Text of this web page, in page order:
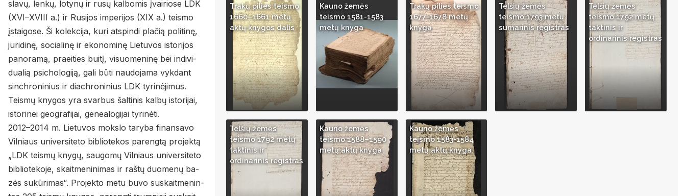
sla­vų, len­kų, lo­ty­nų ir rusų kal­bo­mis įvai­rio­se LDK
(XVI–XVI­II a.) ir Ru­si­jos im­pe­ri­jos (XIX a.) teis­mo
įstai­go­se. Ši ko­lek­ci­ja, kuri at­spin­di pla­čią po­li­ti­nę,
ju­ri­di­nę, so­cia­li­nę ir eko­no­mi­nę Lie­tu­vos is­to­ri­jos
pa­no­ra­mą, pra­ei­ties bui­tį, vi­suo­me­ni­nę bei in­di­vi­
dua­lią psi­cho­lo­gi­ją, gali būti nau­do­ja­ma vyk­dant
sin­ch­ro­ni­nius ir diach­ro­ni­nius LDK ty­ri­nė­ji­mus.
Teis­mų kny­gos yra svar­bus šal­ti­nis kal­bų is­to­ri­jai,
is­to­ri­nei geo­gra­fi­jai, ge­nea­lo­gi­jai ty­ri­nė­ti.
2012–2014 m. Lie­tu­vos moks­lo ta­ry­ba fi­nan­sa­vo
Vil­niaus uni­ver­si­te­to bi­b­lio­te­kos pa­reng­tą pro­jek­tą
„LDK teis­mų kny­gų, sau­go­mų Vil­niaus uni­ver­si­te­to
bi­b­lio­te­ko­je, skait­me­ni­ni­mas ir raš­tų duo­me­nų ba­
zės su­kū­ri­mas“. Pro­jek­to metu buvo su­skait­me­nin­
Trakų pilies teismo
1660–1661 metų
aktų knygos dalis
Kauno žemės
teismo 1581-1583
metų knyga
Trakų pilies teismo
1677-1678 metų
knyga
Telšių žemės
teismo 1793 metų
sumarinis registras
Telšių žemės
teismo 1792 metų
taktinis ir
ordinarinis registras
Telšių žemės
teismo 1792 metų
taktinis ir
ordinarinis registras
Kauno žemės
teismo 1588–1590
metų aktų knyga
Kauno žemės
teismo 1583-1584
metų aktų knyga